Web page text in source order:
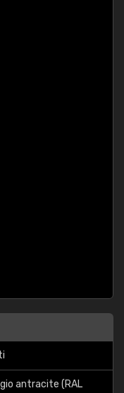
antracite (RAL